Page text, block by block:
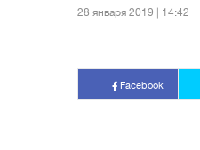
28 января 2019 | 14:42
Facebook